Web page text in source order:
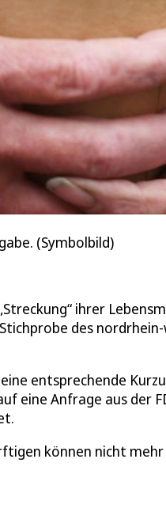
(Symbolbild)
ihrer
des
entsprechende
eine Anfrage aus der
können nicht